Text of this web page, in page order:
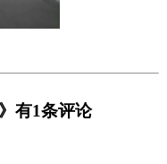
有1条评论